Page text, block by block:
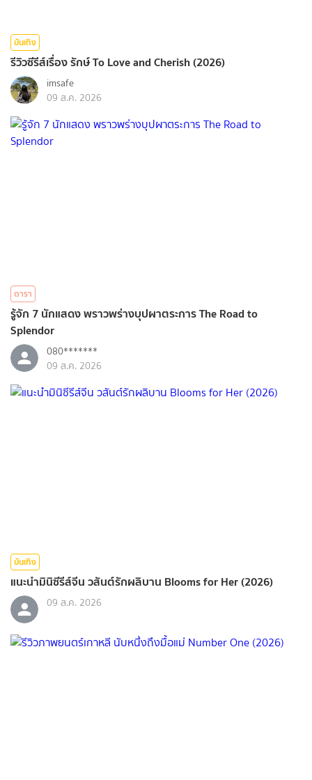
บันเทิง
รีวิวซีรีส์เรื่อง รักษ์ To Love and Cherish (2026)
imsafe
09 ส.ค. 2026
ดารา
รู้จัก 7 นักแสดง พราวพร่างบุปผาตระการ The Road to
Splendor
080*******
09 ส.ค. 2026
บันเทิง
แนะนำมินิซีรีส์จีน วสันต์รักผลิบาน Blooms for Her (2026)
09 ส.ค. 2026